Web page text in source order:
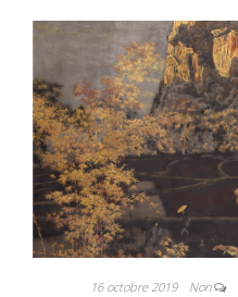
16 octobre 2019 Non